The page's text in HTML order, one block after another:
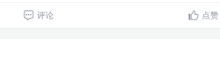
评论 点赞